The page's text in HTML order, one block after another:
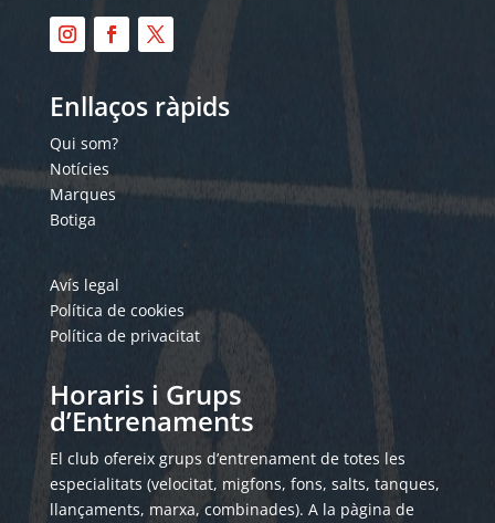
Enllaços ràpids
Qui som?
Notícies
Marques
Botiga
Avís legal
Política de cookies
Política de privacitat
Horaris i Grups
d’Entrenaments
El club ofereix grups d’entrenament de totes les
especialitats (velocitat, migfons, fons, salts, tanques,
llançaments, marxa, combinades). A la pàgina de